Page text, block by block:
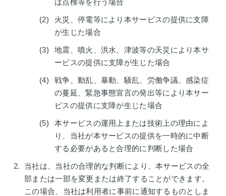
火災、停電等により本サービスの提供に支障
が生じた場合
地震、噴火、洪水、津波等の天災により本サ
ービスの提供に支障が生じた場合
戦争、動乱、暴動、騒乱、労働争議、感染症
の蔓延、緊急事態宣言の発出等により本サー
ビスの提供に支障が生じた場合
本サービスの運用上または技術上の理由によ
り、当社が本サービスの提供を一時的に中断
する必要があると合理的に判断した場合
当社は、当社の合理的な判断により、本サービスの全
部または一部を変更または終了することができます。
この場合、当社は利用者に事前に通知するものとしま